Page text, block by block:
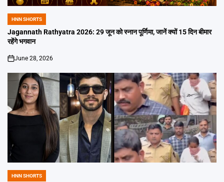
POSTED
IN
HNN SHORTS
Jagannath Rathyatra 2026: 29 जून को स्नान पूर्णिमा, जानें क्यों 15 दिन बीमार
रहेंगे भगवान
on
June 28, 2026
POSTED
HNN SHORTS